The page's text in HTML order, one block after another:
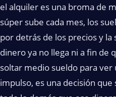
el alquiler es una broma de
súper sube cada mes, los
por detrás de los precios y la
dinero ya no llega ni a fin de
soltar medio sueldo para ver
impulso, es una decisión